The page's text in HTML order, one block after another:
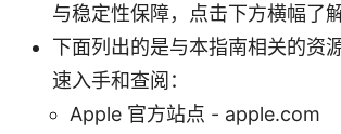
与稳定性保障，点击下方横幅了解
下面列出的是与本指南相关的资
速入手和查阅：
Apple 官方站点 - apple.com